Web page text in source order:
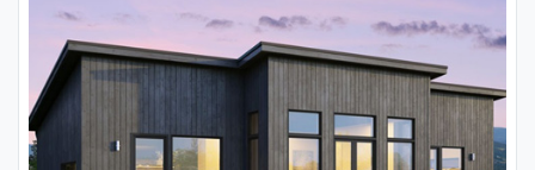
önska sig. Vardagsrummet har en öppen anslutning till kök och
matplats med tre stora glasdörrar som leder ut till altanen. Välj
att öppna upp innertaket till nock i vardagsrummet (ryggåstak)
för att få ännu mer känsla av rymd i rummet. Huset har tre väl
tilltagna sovrum, ett badrum och en separat toalett.